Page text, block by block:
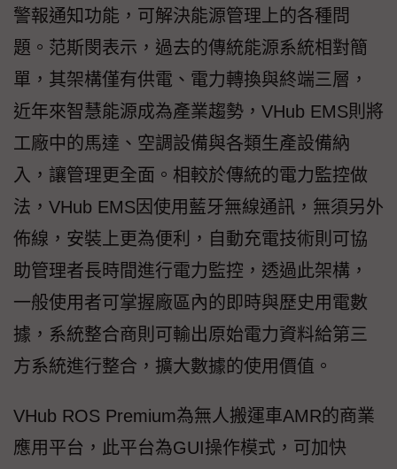
警報通知功能，可解決能源管理上的各種問
題。范斯閔表示，過去的傳統能源系統相對簡
單，其架構僅有供電、電力轉換與終端三層，
近年來智慧能源成為產業趨勢，VHub EMS則將
工廠中的馬達、空調設備與各類生產設備納
入，讓管理更全面。相較於傳統的電力監控做
法，VHub EMS因使用藍牙無線通訊，無須另外
佈線，安裝上更為便利，自動充電技術則可協
助管理者長時間進行電力監控，透過此架構，
一般使用者可掌握廠區內的即時與歷史用電數
據，系統整合商則可輸出原始電力資料給第三
方系統進行整合，擴大數據的使用價值。
VHub ROS Premium為無人搬運車AMR的商業
應用平台，此平台為GUI操作模式，可加快